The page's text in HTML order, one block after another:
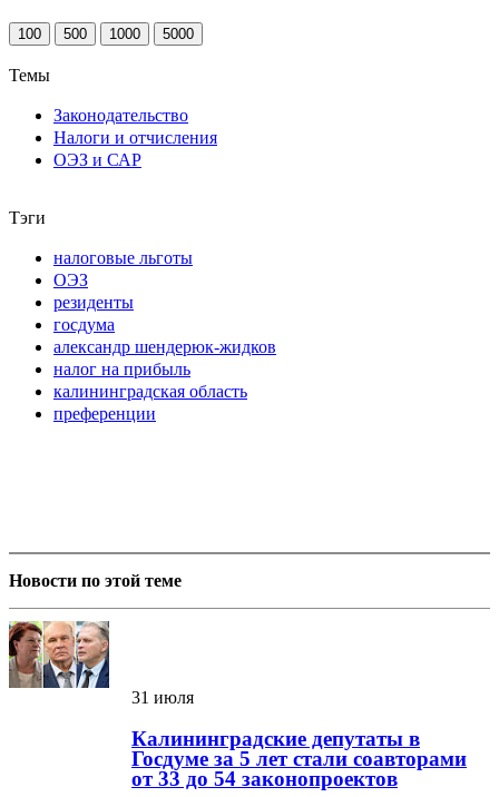
100 500 1000 5000
Темы
Законодательство
Налоги и отчисления
ОЭЗ и САР
Тэги
налоговые льготы
ОЭЗ
резиденты
госдума
александр шендерюк-жидков
налог на прибыль
калининградская область
преференции
Новости по этой теме
31 июля
Калининградские депутаты в
Госдуме за 5 лет стали соавторами
от 33 до 54 законопроектов